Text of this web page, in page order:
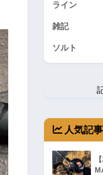
ライン
雑記
ソルト
人気記事